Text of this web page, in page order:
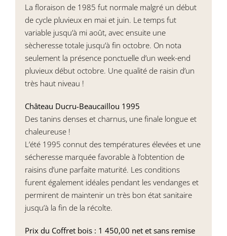
La floraison de 1985 fut normale malgré un début
de cycle pluvieux en mai et juin. Le temps fut
variable jusqu’à mi août, avec ensuite une
sècheresse totale jusqu’à fin octobre. On nota
seulement la présence ponctuelle d’un week-end
pluvieux début octobre. Une qualité de raisin d’un
très haut niveau !
Château Ducru-Beaucaillou 1995
Des tanins denses et charnus, une finale longue et
chaleureuse !
L’été 1995 connut des températures élevées et une
sécheresse marquée favorable à l’obtention de
raisins d’une parfaite maturité. Les conditions
furent également idéales pendant les vendanges et
permirent de maintenir un très bon état sanitaire
jusqu’à la fin de la récolte.
Prix du Coffret bois : 1 450,00 net et sans remise